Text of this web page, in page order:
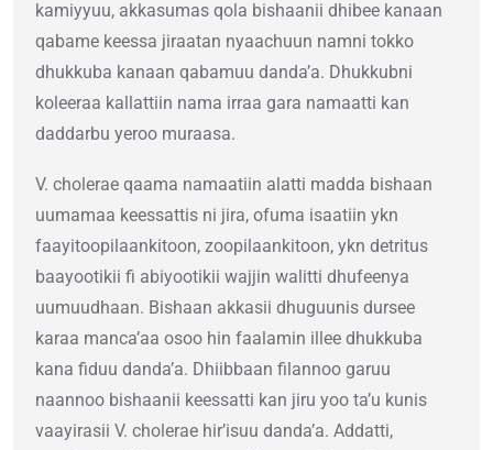
kamiyyuu, akkasumas qola bishaanii dhibee kanaan
qabame keessa jiraatan nyaachuun namni tokko
dhukkuba kanaan qabamuu danda’a. Dhukkubni
koleeraa kallattiin nama irraa gara namaatti kan
daddarbu yeroo muraasa.
V. cholerae qaama namaatiin alatti madda bishaan
uumamaa keessattis ni jira, ofuma isaatiin ykn
faayitoopilaankitoon, zoopilaankitoon, ykn detritus
baayootikii fi abiyootikii wajjin walitti dhufeenya
uumuudhaan. Bishaan akkasii dhuguunis dursee
karaa manca’aa osoo hin faalamin illee dhukkuba
kana fiduu danda’a. Dhiibbaan filannoo garuu
naannoo bishaanii keessatti kan jiru yoo ta’u kunis
vaayirasii V. cholerae hir’isuu danda’a. Addatti,